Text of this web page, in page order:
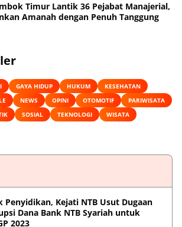
Timur Lantik 36 Pejabat Manajerial,
Amanah dengan Penuh Tanggung
GAYA HIDUP HUKUM
KESEHATAN
NEWS OPINI OTOMOTIF
PARIWISATA
SOSIAL TEKNOLOGI
WISATA
Penyidikan, Kejati NTB Usut Dugaan
Dana Bank NTB Syariah untuk
2023